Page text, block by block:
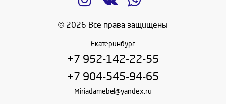
© 2026 Все права защищены
Екатеринбург
+7 952-142-22-55
+7 904-545-94-65
Miriadamebel@yandex.ru